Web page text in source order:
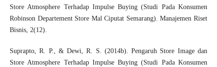
Store Atmosphere Terhadap Impulse Buying (Studi Pada Konsumen
Robinson Departement Store Mal Ciputat Semarang). Manajemen Riset
Bisnis, 2(12).
Suprapto, R. P., & Dewi, R. S. (2014b). Pengaruh Store Image dan
Store Atmosphere Terhadap Impulse Buying (Studi Pada Konsumen